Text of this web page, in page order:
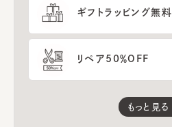
ギフトラッピング無料
リペア50％OFF
もっと見る